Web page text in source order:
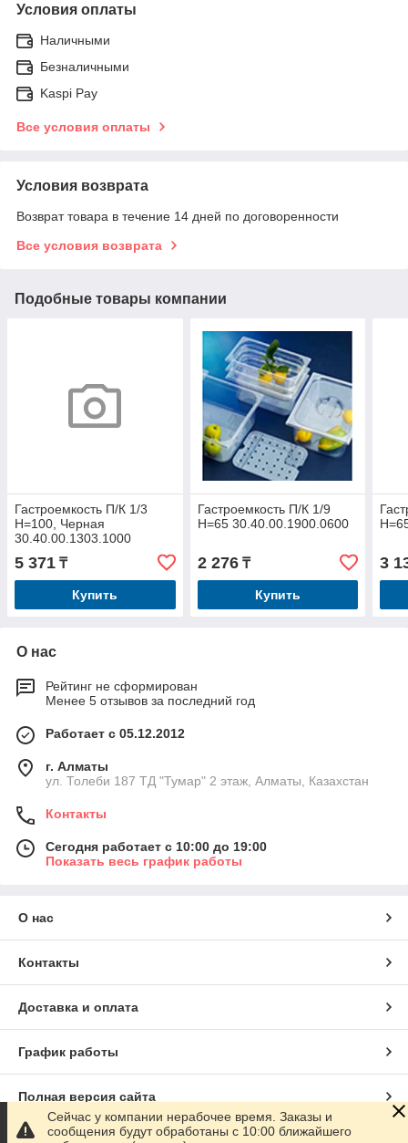
Условия оплаты
Наличными
Безналичными
Kaspi Pay
Все условия оплаты
Условия возврата
Возврат товара в течение 14 дней по договоренности
Все условия возврата
Подобные товары компании
Гастроемкость П/К 1/3
Н=100, Черная
30.40.00.1303.1000
5 371 ₸
Купить
Гастроемкость П/К 1/9
Н=65 30.40.00.1900.0600
2 276₸
Купить
3
О нас
Рейтинг не сформирован
Менее 5 отзывов за последний год
Работает с 05.12.2012
г. Алматы
ул. Толеби 187 ТД "Тумар" 2 этаж, Алматы, Казахстан
Контакты
Сегодня работает с 10:00 до 19:00
Показать весь график работы
О нас
Контакты
Доставка и оплата
График работы
Полная версия сайта
Сейчас у компании нерабочее время. Заказы и
сообщения будут обработаны с 10:00 ближайшего